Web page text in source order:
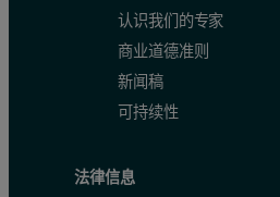
认识我们的专家
商业道德准则
新闻稿
可持续性
法律信息